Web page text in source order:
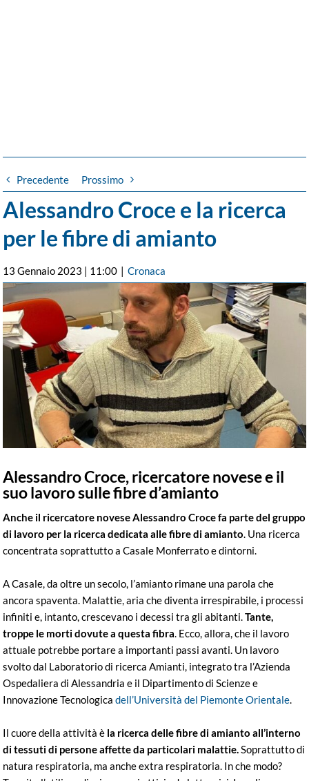
Precedente Prossimo
Alessandro Croce e la ricerca
per le fibre di amianto
13 Gennaio 2023 | 11:00 | Cronaca
Ingrandisci
immagine
Alessandro Croce, ricercatore novese e il
suo lavoro sulle fibre d’amianto
Anche il ricercatore novese Alessandro Croce fa parte del gruppo
di lavoro per la ricerca dedicata alle fibre di amianto . Una ricerca
concentrata soprattutto a Casale Monferrato e dintorni.
A Casale, da oltre un secolo, l’amianto rimane una parola che
ancora spaventa. Malattie, aria che diventa irrespirabile, i processi
infiniti e, intanto, crescevano i decessi tra gli abitanti.Tante,
troppe le morti dovute a questa fibra . Ecco, allora, che il lavoro
attuale potrebbe portare a importanti passi avanti. Un lavoro
svolto dal Laboratorio di ricerca Amianti, integrato tra l’Azienda
Ospedaliera di Alessandria e il Dipartimento di Scienze e
Innovazione Tecnologicadell’Università del Piemonte Orientale
Il cuore della attività è la ricerca delle fibre di amianto all’interno
di tessuti di persone affette da particolari malattie. Soprattutto di
natura respiratoria, ma anche extra respiratoria. In che modo?